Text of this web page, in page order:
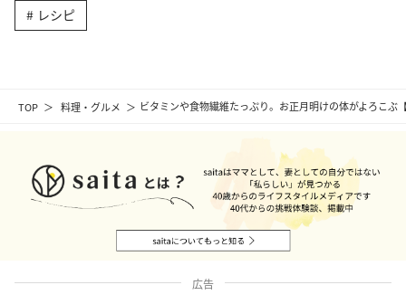
TOP 料理・グルメ ビタミンや食物繊維たっぷり。お正月明けの体がよろこぶ
レシピ
広告